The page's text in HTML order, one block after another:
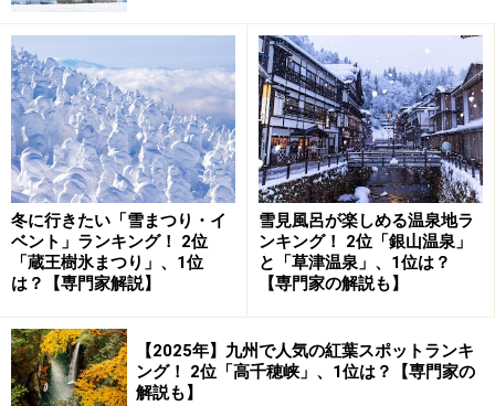
造られたのは戦国時代で、徳川家康と豊臣秀吉の双方に
仕えた石川数正とその子である石川康長が、1593年に天
守閣やお濠を造り上げました。
冬に行きたい「雪まつり・イ
ベント」ランキング！ 2位
「蔵王樹氷まつり」、1位
は？【専門家解説】
雪見風呂が楽しめる温泉地ラ
ンキング！ 2位「銀山温泉」
と「草津温泉」、1位は？
【専門家の解説も】
【2025年】九州で人気の紅葉スポットランキ
ング！ 2位「高千穂峡」、1位は？【専門家の
解説も】